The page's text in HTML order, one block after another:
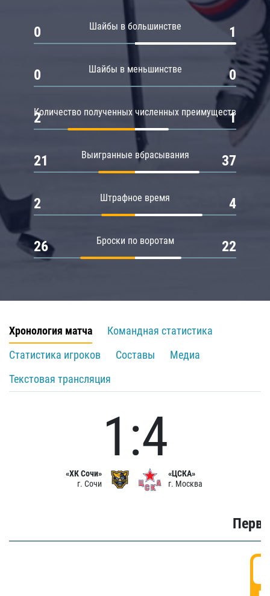
Шайбы в большинстве
0 1
Шайбы в меньшинстве
0 0
Количество полученных численных преимуществ
2 1
Выигранные вбрасывания
21 37
Штрафное время
2 4
Броски по воротам
26 22
Хронология матча
Командная статистика
Статистика игроков
Составы
Медиа
Текстовая трансляция
«ХК Сочи»
г. Сочи
1:4
«ЦСКА»
г. Москва